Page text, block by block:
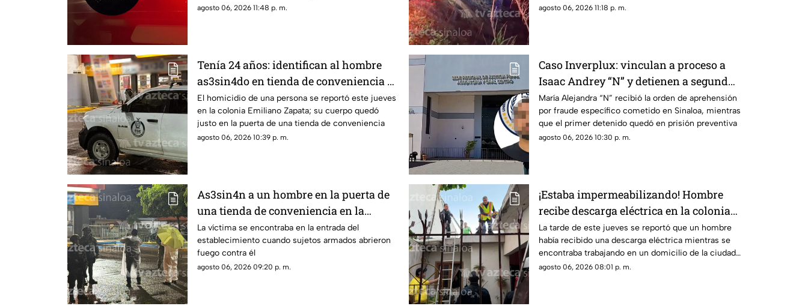
agosto 06, 2026 11:48 p. m. agosto 06, 2026 11:18 p. m.
Tenía 24 años: identifican al hombre
as3sin4do en tienda de conveniencia al
sur de Culiacán
El homicidio de una persona se reportó este jueves
en la colonia Emiliano Zapata; su cuerpo quedó
justo en la puerta de una tienda de conveniencia
agosto 06, 2026 10:39 p. m.
Caso Inverplux: vinculan a proceso a
Isaac Andrey “N” y detienen a segunda
implicada en megafraude
María Alejandra “N” recibió la orden de aprehensión
por fraude específico cometido en Sinaloa, mientras
que el primer detenido quedó en prisión preventiva
agosto 06, 2026 10:30 p. m.
As3sin4n a un hombre en la puerta de
una tienda de conveniencia en la
Emiliano Zapata, Culiacán
La víctima se encontraba en la entrada del
establecimiento cuando sujetos armados abrieron
fuego contra él
agosto 06, 2026 09:20 p. m.
¡Estaba impermeabilizando! Hombre
recibe descarga eléctrica en la colonia
Álamos Uno, en Los Mochis
La tarde de este jueves se reportó que un hombre
había recibido una descarga eléctrica mientras se
encontraba trabajando en un domicilio de la ciudad
de Los Mochis
agosto 06, 2026 08:01 p. m.